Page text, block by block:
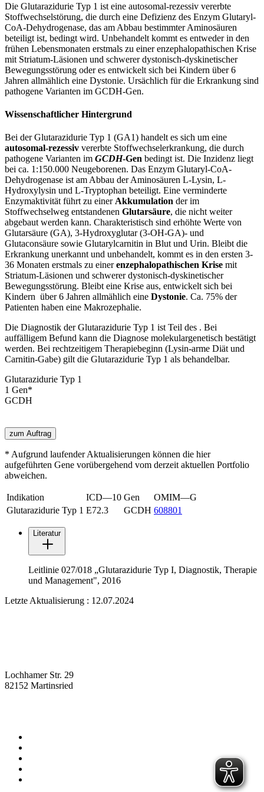
Die Glutarazidurie Typ 1 ist eine autosomal-rezessiv vererbte
Stoffwechselstörung, die durch eine Defizienz des Enzym Glutaryl-
CoA-Dehydrogenase, das am Abbau bestimmter Aminosäuren
beteiligt ist, bedingt wird. Unbehandelt kommt es entweder in den
frühen Lebensmonaten erstmals zu einer enzephalopathischen Krise
mit Striatum-Läsionen und schwerer dystonisch-dyskinetischer
Bewegungsstörung oder es entwickelt sich bei Kindern über 6
Jahren allmählich eine Dystonie. Ursächlich für die Erkrankung sind
pathogene Varianten im GCDH-Gen.
Wissenschaftlicher Hintergrund
Bei der Glutarazidurie Typ 1 (GA1) handelt es sich um eine
autosomal-rezessiv vererbte Stoffwechselerkrankung, die durch
pathogene Varianten im GCDH-Gen bedingt ist. Die Inzidenz liegt
bei ca. 1:150.000 Neugeborenen. Das Enzym Glutaryl-CoA-
Dehydrogenase ist am Abbau der Aminosäuren L-Lysin, L-
Hydroxylysin und L-Tryptophan beteiligt. Eine verminderte
Enzymaktivität führt zu einerAkkumulation der im
Stoffwechselweg entstandenen Glutarsäure, die nicht weiter
abgebaut werden kann. Charakteristisch sind erhöhte Werte von
Glutarsäure (GA), 3-Hydroxyglutar (3-OH-GA)- und
Glutaconsäure sowie Glutarylcarnitin in Blut und Urin. Bleibt die
Erkrankung unerkannt und unbehandelt, kommt es in den ersten 3-
36 Monaten erstmals zu einerenzephalopathischen Krise mit
Striatum-Läsionen und schwerer dystonisch-dyskinetischer
Bewegungsstörung. Bleibt eine Krise aus, entwickelt sich bei
Kindern über 6 Jahren allmählich eine Dystonie. Ca. 75% der
Patienten haben eine Makrozephalie.
Die Diagnostik der Glutarazidurie Typ 1 ist Teil des . Bei
auffälligem Befund kann die Diagnose molekulargenetisch bestätigt
werden. Bei rechtzeitigem Therapiebeginn (Lysin-arme Diät und
Carnitin-Gabe) gilt die Glutarazidurie Typ 1 als behandelbar.
Glutarazidurie Typ 1
1 Gen*
GCDH
zum Auftrag
* Aufgrund laufender Aktualisierungen können die hier
aufgeführten Gene vorübergehend vom derzeit aktuellen Portfolio
abweichen.
Indikation ICD—10 Gen
OMIM—G
Glutarazidurie Typ 1 E72.3 GCDH 608801
Literatur
Leitlinie 027/018 „Glutarazidurie Typ I, Diagnostik, Therapie
und Management", 2016
Letzte Aktualisierung : 12.07.2024
Lochhamer Str. 29
82152 Martinsried